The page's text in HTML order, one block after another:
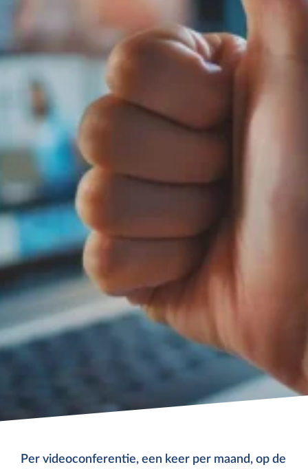
Per videoconferentie, een keer per maand, op de